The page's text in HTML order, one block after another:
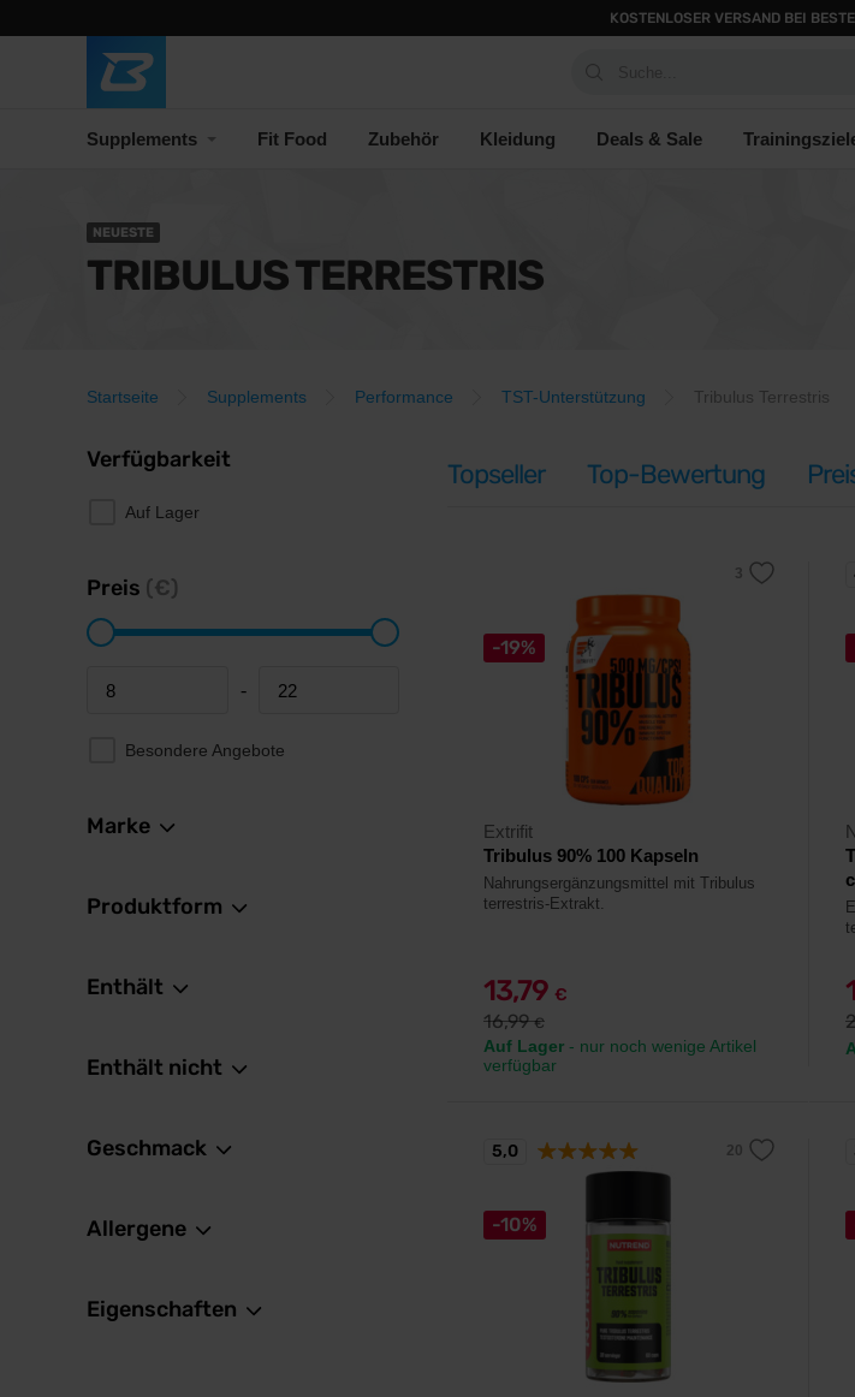
KOSTENLOSER VERSAND BEI
Supplements Fit Food Zubehör Kleidung Deals & Sale
NEUESTE
TRIBULUS TERRESTRIS
Startseite Supplements Performance TST-Unterstützung Tribulus Terrestris
Verfügbarkeit
Auf Lager
Preis (€)
Minimum price -
Maximum price
Besondere Angebote
Marke
Produktform
Enthält
Enthält nicht
Geschmack
Allergene
Eigenschaften
Topseller Top-Bewertung
-19%
Extrifit
Tribulus 90% 100 Kapseln
Nahrungsergänzungsmittel mit Tribulus
terrestris-Extrakt.
13,79 €
16,99€
Auf Lager - nur noch wenige Artikel
verfügbar
-10%
5,0